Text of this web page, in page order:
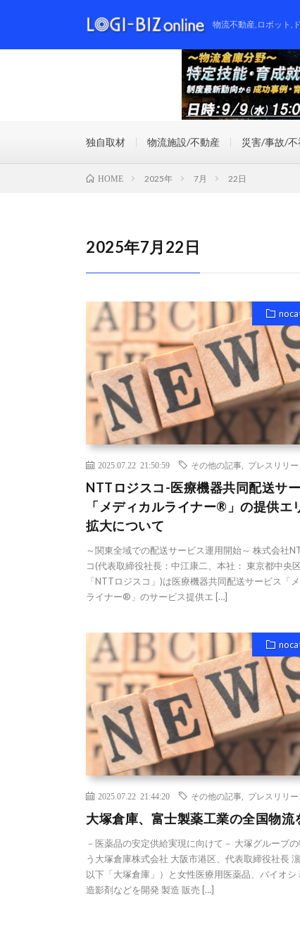
物流不動産,ロボット,
独自取材 物流施設/不動産 災害/事故/不
HOME 2025年 7月 22日
2025年7月22日
2025.07.22 21:50:59 その他の記事 プレスリリ
NTTロジスコ-医療機器共同配送サ
「メディカルライナー®」の提供エ
拡大について
～関東全域での配送サービス運用開始～ 株式会社
コ(代表取締役社長：中江康二、本社： 東京都中央
「NTTロジスコ」)は医療機器共同配送サービス「
ライナー®」のサービス提供エ […]
2025.07.22 21:44:20 その他の記事 プレスリリ
大塚倉庫、富士製薬工業の全国物流
－医薬品の安定供給実現に向けて－ 大塚グループ
う大塚倉庫株式会社 大阪市港区、代表取締役社長 濵
以下「大塚倉庫」）と女性医療用医薬品、バイオシ
造影剤などを開発 製造 販売 […]